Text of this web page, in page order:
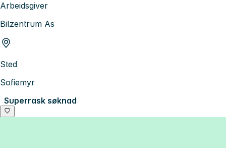
Arbeidsgiver
Bilzentrum As
Sted
Sofiemyr
Superrask søknad